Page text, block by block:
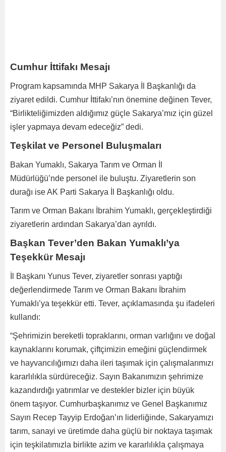
Cumhur İttifakı Mesajı
Program kapsamında MHP Sakarya İl Başkanlığı da
ziyaret edildi. Cumhur İttifakı’nın önemine değinen Tever,
“Birlikteliğimizden aldığımız güçle Sakarya’mız için güzel
işler yapmaya devam edeceğiz” dedi.
Teşkilat ve Personel Buluşmaları
Bakan Yumaklı, Sakarya Tarım ve Orman İl
Müdürlüğü’nde personel ile buluştu. Ziyaretlerin son
durağı ise AK Parti Sakarya İl Başkanlığı oldu.
Tarım ve Orman Bakanı İbrahim Yumaklı, gerçekleştirdiği
ziyaretlerin ardından Sakarya’dan ayrıldı.
Başkan Tever’den Bakan Yumaklı’ya
Teşekkür Mesajı
İl Başkanı Yunus Tever, ziyaretler sonrası yaptığı
değerlendirmede Tarım ve Orman Bakanı İbrahim
Yumaklı’ya teşekkür etti. Tever, açıklamasında şu ifadeleri
kullandı:
“Şehrimizin bereketli topraklarını, orman varlığını ve doğal
kaynaklarını korumak, çiftçimizin emeğini güçlendirmek
ve hayvancılığımızı daha ileri taşımak için çalışmalarımızı
kararlılıkla sürdüreceğiz. Sayın Bakanımızın şehrimize
kazandırdığı yatırımlar ve destekler bizler için büyük
önem taşıyor. Cumhurbaşkanımız ve Genel Başkanımız
Sayın Recep Tayyip Erdoğan’ın liderliğinde, Sakaryamızı
tarım, sanayi ve üretimde daha güçlü bir noktaya taşımak
için teşkilatımızla birlikte azim ve kararlılıkla çalışmaya